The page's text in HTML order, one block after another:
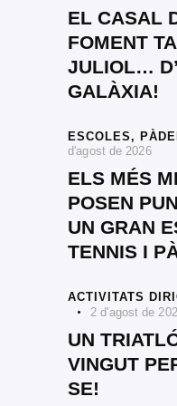
EL CASAL
FOMENT
JULIOL…
GALÀXIA!
ESCOLES,
d'agost de 2026
ELS MÉS
POSEN
UN GRAN
TENNIS I
ACTIVITATS
2 d'agost de
UN
VINGUT
SE!